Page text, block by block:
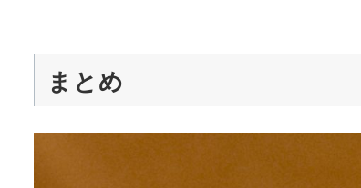
まとめ